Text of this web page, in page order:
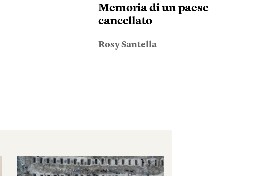
Memoria di un paese
cancellato
Rosy Santella